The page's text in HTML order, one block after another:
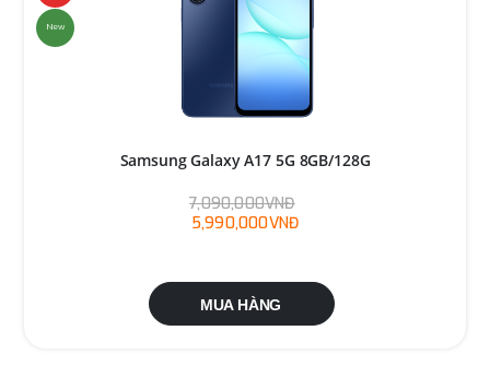
New
Samsung Galaxy A17 5G 8GB/128G
7,090,000VNĐ
5,990,000VNĐ
MUA HÀNG